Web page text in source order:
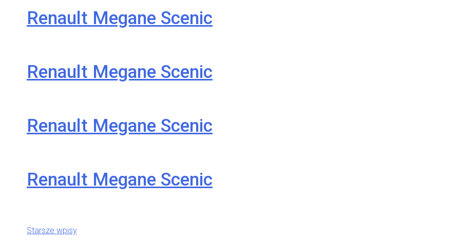
Renault Megane Scenic
Renault Megane Scenic
Renault Megane Scenic
Renault Megane Scenic
Nawigacja
Starsze wpisy